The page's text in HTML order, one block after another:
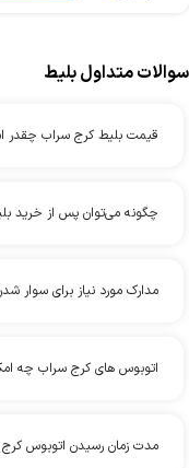
سوالات متداول بلیط
قیمت بلیط کرج سراب چقدر
چگونه می‌توان پس از خرید
مدارک مورد نیاز برای
اتوبوس های کرج سراب چه
مدت زمان رسیدن اتوبوس